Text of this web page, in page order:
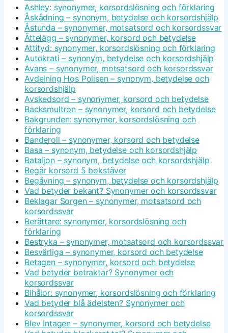
Ashley: synonymer, korsordslösning och förklaring
Åskådning – synonym, betydelse och korsordshjälp
Åstunda – synonymer, motsatsord och korsordssvar
Ättelägg – synonymer, korsord och betydelse
Attityd: synonymer, korsordslösning och förklaring
Autokrati – synonym, betydelse och korsordshjälp
Avans – synonymer, motsatsord och korsordssvar
Avdelning Hos Polisen – synonym, betydelse och
korsordshjälp
Avskedsord – synonymer, korsord och betydelse
Backsmultron – synonymer, korsord och betydelse
Bakgrunden: synonymer, korsordslösning och
förklaring
Banderoll – synonymer, korsord och betydelse
Basa – synonym, betydelse och korsordshjälp
Bataljon – synonym, betydelse och korsordshjälp
Begär korsord 5 bokstäver
Begåvning – synonym, betydelse och korsordshjälp
Vad betyder bekant? Synonymer och korsordssvar
Beklagar Sorgen – synonymer, motsatsord och
korsordssvar
Berättare: synonymer, korsordslösning och
förklaring
Bestryka – synonymer, motsatsord och korsordssvar
Besvärliga – synonymer, korsord och betydelse
Betagen – synonymer, korsord och betydelse
Vad betyder betraktar? Synonymer och
korsordssvar
Bihålor: synonymer, korsordslösning och förklaring
Vad betyder blå ädelsten? Synonymer och
korsordssvar
Blev Intagen – synonymer, korsord och betydelse